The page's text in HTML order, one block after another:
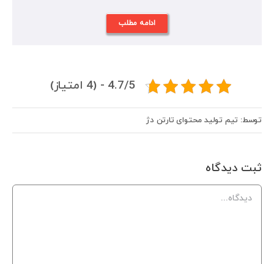
ادامه مطلب
4.7/5 - (4 امتیاز)
توسط: تیم تولید محتوای تارتن دژ
ثبت ديدگاه
Comment